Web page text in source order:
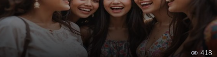
418